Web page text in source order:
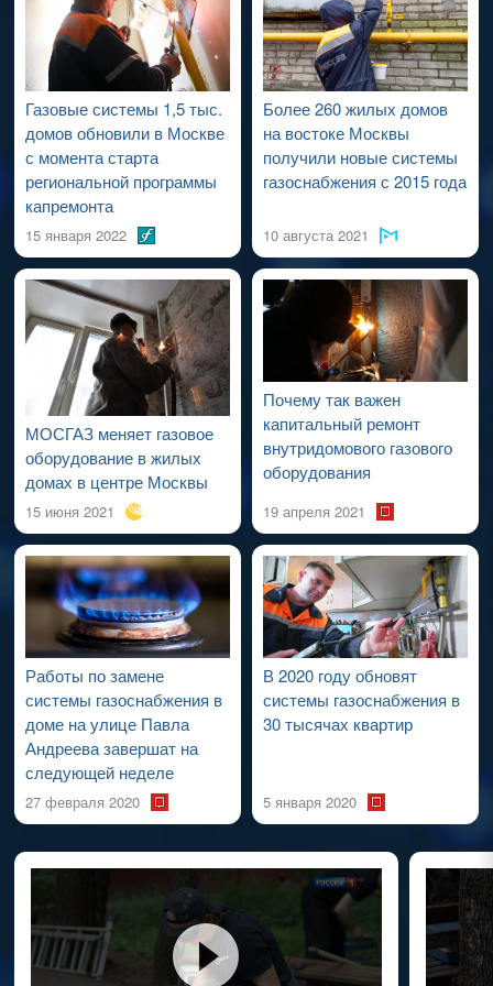
проведения работ по капитальному ремонту ВДСГ).
Газовые системы 1,5 тыс.
домов обновили в Москве
с момента старта
региональной программы
капремонта
15 января 2022
Более 260 жилых домов
на востоке Москвы
получили новые системы
газоснабжения с 2015 года
10 августа 2021
МОСГАЗ меняет газовое
оборудование в жилых
домах в центре Москвы
15 июня 2021
Почему так важен
капитальный ремонт
внутридомового газового
оборудования
19 апреля 2021
Работы по замене
системы газоснабжения в
доме на улице Павла
Андреева завершат на
следующей неделе
27 февраля 2020
В 2020 году обновят
системы газоснабжения в
30 тысячах квартир
5 января 2020